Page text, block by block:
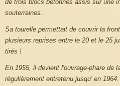
de trois blocs bétonnés assis sur une
souterraines.
Sa tourelle permettait de couvrir la
plusieurs reprises entre le 20 et le 25
tirés !
En 1955, il devient l'ouvrage-phare de
régulièrement entretenu jusqu' en